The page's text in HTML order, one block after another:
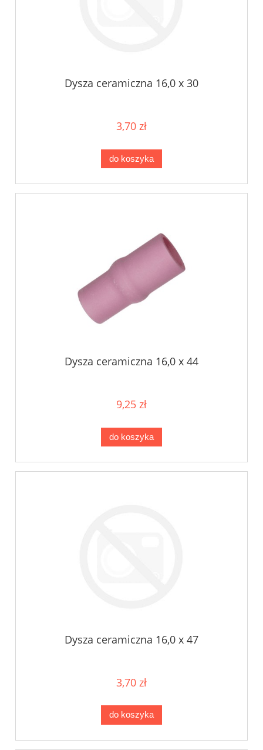
Dysza ceramiczna 16,0 x 30
3,70 zł
do koszyka
Dysza ceramiczna 16,0 x 44
9,25 zł
do koszyka
Dysza ceramiczna 16,0 x 47
3,70 zł
do koszyka